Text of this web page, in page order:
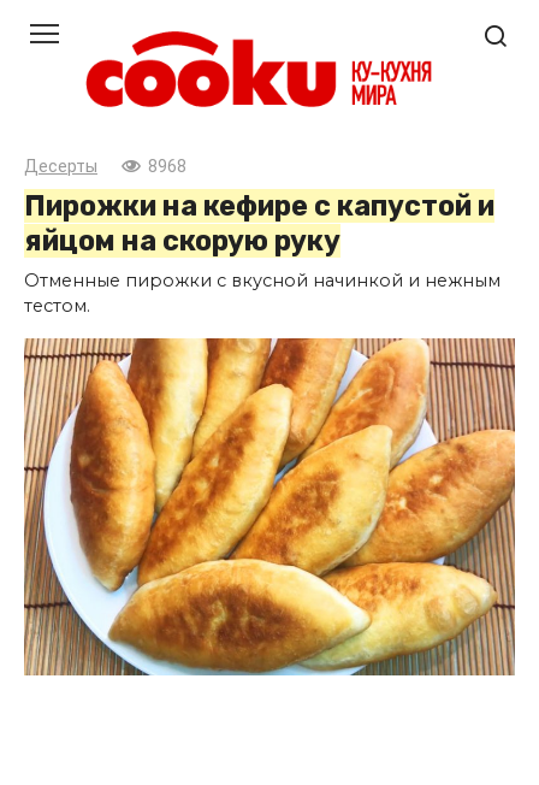
контенту
Десерты 8968
Пирожки на кефире с капустой и
яйцом на скорую руку
Отменные пирожки с вкусной начинкой и нежным
тестом.